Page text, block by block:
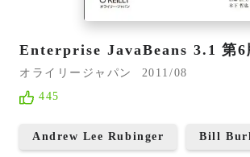
Enterprise JavaBeans 3.1 第6
オライリージャパン
2011/08
445
Andrew Lee Rubinger Bill